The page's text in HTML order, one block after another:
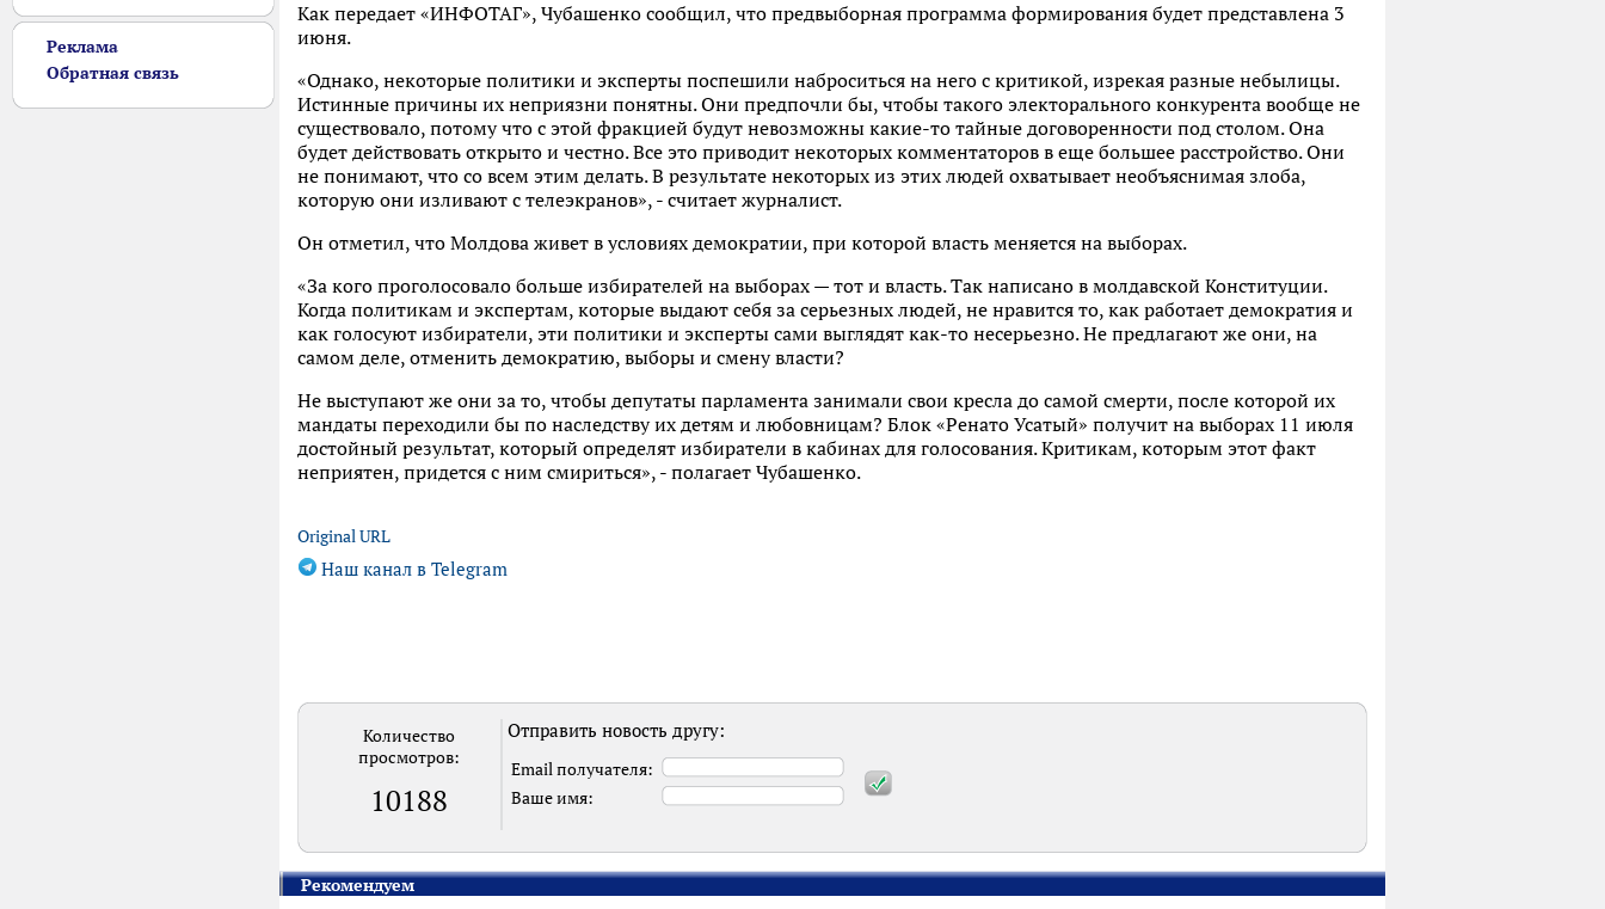
Реклама
Обратная связь
Как передает «ИНФОТАГ», Чубашенко сообщил, что предвыборная программа формирования будет представлена 3
июня.
«Однако, некоторые политики и эксперты поспешили наброситься на него с критикой, изрекая разные небылицы.
Истинные причины их неприязни понятны. Они предпочли бы, чтобы такого электорального конкурента вообще не
существовало, потому что с этой фракцией будут невозможны какие-то тайные договоренности под столом. Она
будет действовать открыто и честно. Все это приводит некоторых комментаторов в еще большее расстройство. Они
не понимают, что со всем этим делать. В результате некоторых из этих людей охватывает необъяснимая злоба,
которую они изливают с телеэкранов», - считает журналист.
Он отметил, что Молдова живет в условиях демократии, при которой власть меняется на выборах.
«За кого проголосовало больше избирателей на выборах — тот и власть. Так написано в молдавской Конституции.
Когда политикам и экспертам, которые выдают себя за серьезных людей, не нравится то, как работает демократия и
как голосуют избиратели, эти политики и эксперты сами выглядят как-то несерьезно. Не предлагают же они, на
самом деле, отменить демократию, выборы и смену власти?
Не выступают же они за то, чтобы депутаты парламента занимали свои кресла до самой смерти, после которой их
мандаты переходили бы по наследству их детям и любовницам? Блок «Ренато Усатый» получит на выборах 11 июля
достойный результат, который определят избиратели в кабинах для голосования. Критикам, которым этот факт
неприятен, придется с ним смириться», - полагает Чубашенко.
Original URL
Наш канал в Telegram
Количество
просмотров:
10188
Отправить новость другу:
Email получателя:
Ваше имя:
Рекомендуем